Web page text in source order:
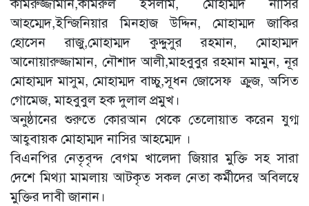
আহম্মেদ,ইন্জিনিয়ার মিনহাজ উদ্দিন, মোহাম্মদ জাকির
হোসেন রাজু,মোহাম্মদ কুদ্দুসুর রহমান, মোহাম্মদ
আনোয়ারুজ্জামান, নৌশাদ আলী,মাহবুবুর রহমান মামুন, নূর
মোহাম্মদ মাসুম, মোহাম্মদ বাচ্চু,সূধন জোসেফ ক্রুজ, অসিত
গোমেজ, মাহবুবুল হক দুলাল প্রমুখ।
অনুষ্ঠানের শুরুতে কোরআন থেকে তেলোয়াত করেন যুগ্ম
আহ্ববায়ক মোহাম্মদ নাসির আহম্মেদ ।
বিএনপির নেতৃবৃন্দ বেগম খালেদা জিয়ার মুক্তি সহ সারা
দেশে মিথ্যা মামলায় আটকৃত সকল নেতা কর্মীদের অবিলম্বে
মুক্তির দাবী জানান।